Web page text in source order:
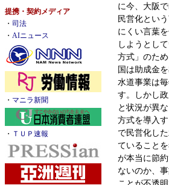
提携・契約メディア
・ 司法
・ AIニュース
・ マニラ新聞
・ ＴＵＰ速報
に今、大阪
民営化とい
にくい言葉
しようとし
方式」のた
国は助成金
水道事業は
す。しかし
と状況が異
方式を導入
で民営化し
ていること
が本当に節
ないのか、